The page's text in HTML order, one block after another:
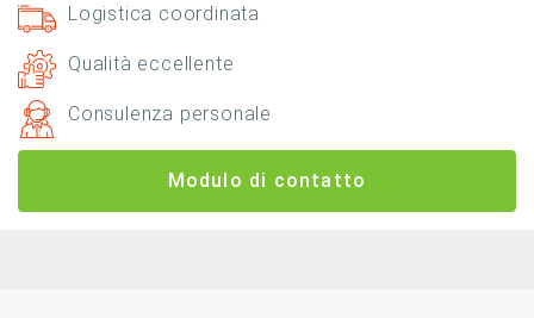
Logistica coordinata
Qualità eccellente
Consulenza personale
Modulo di contatto